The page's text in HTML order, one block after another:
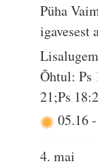
Püha
igavesest
Õhtul: Ps
21;Ps
05.16
4. mai